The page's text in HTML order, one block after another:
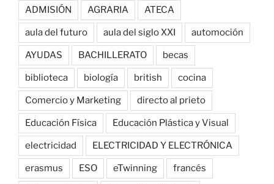
ADMISIÓN AGRARIA ATECA
aula del futuro aula del siglo XXI automoción
AYUDAS BACHILLERATO becas
biblioteca biología british cocina
Comercio y Marketing directo al prieto
Educación Física Educación Plástica y Visual
electricidad ELECTRICIDAD Y ELECTRÓNICA
erasmus ESO eTwinning francés